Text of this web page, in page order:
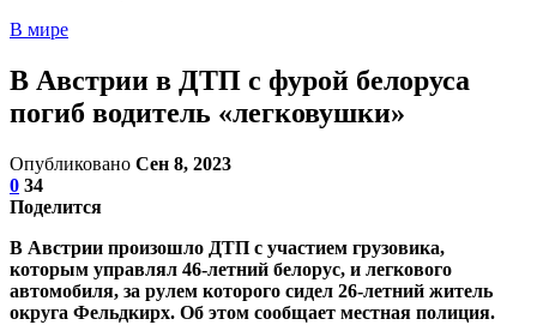
В мире
В Австрии в ДТП с фурой белоруса
погиб водитель «легковушки»
Опубликовано Сен 8, 2023
0 34
Поделится
В Австрии произошло ДТП с участием грузовика,
которым управлял 46-летний белорус, и легкового
автомобиля, за рулем которого сидел 26-летний житель
округа Фельдкирх. Об этом сообщает местная полиция.